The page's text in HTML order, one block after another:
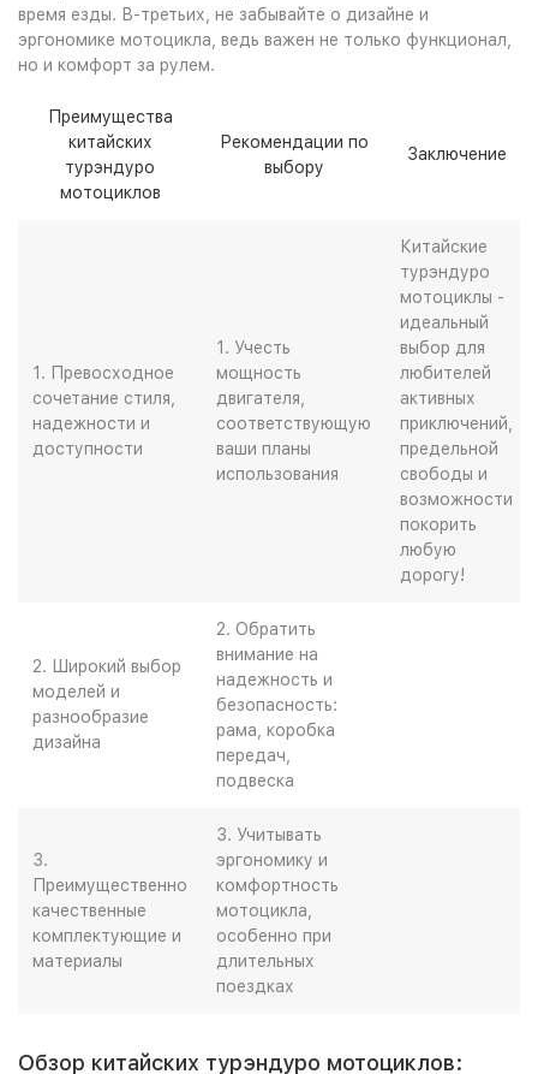
время езды. В-третьих, не забывайте о дизайне и
эргономике мотоцикла, ведь важен не только функционал,
но и комфорт за рулем.
Преимущества
китайских
турэндуро
мотоциклов
Рекомендации по
выбору
Заключение
1. Превосходное
сочетание стиля,
надежности и
доступности
1. Учесть
мощность
двигателя,
соответствующую
ваши планы
использования
Китайские
турэндуро
мотоциклы -
идеальный
выбор для
любителей
активных
приключений,
предельной
свободы и
возможности
покорить
любую
дорогу!
2. Широкий выбор
моделей и
разнообразие
дизайна
2. Обратить
внимание на
надежность и
безопасность:
рама, коробка
передач,
подвеска
3.
Преимущественно
качественные
комплектующие и
материалы
3. Учитывать
эргономику и
комфортность
мотоцикла,
особенно при
длительных
поездках
Обзор китайских турэндуро мотоциклов: